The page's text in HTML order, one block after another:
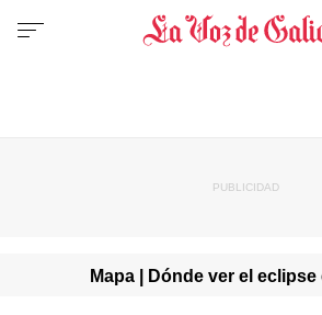
Mapa | Dónde ver el eclipse